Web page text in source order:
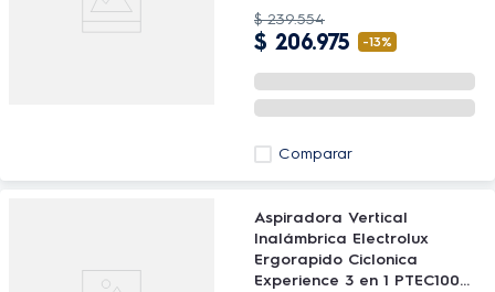
$ 239.554
$ 206.975 -13%
Comparar
Aspiradora Vertical
Inalámbrica Electrolux
Ergorapido Ciclonica
Experience 3 en 1 PTEC100